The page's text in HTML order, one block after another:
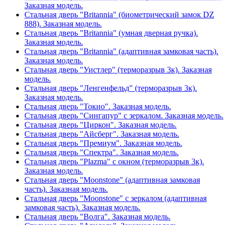
Заказная модель.
Стальная дверь "Britannia" (биометрический замок DZ
888). Заказная модель.
Стальная дверь "Britannia" (умная дверная ручка).
Заказная модель.
Стальная дверь "Britannia" (адаптивная замковая часть).
Заказная модель.
Стальная дверь "Уистлер" (терморазрыв 3к). Заказная
модель.
Стальная дверь "Ленгенфельд" (терморазрыв 3к).
Заказная модель.
Стальная дверь "Токио". Заказная модель.
Стальная дверь "Сингапур" с зеркалом. Заказная модель.
Стальная дверь "Циркон". Заказная модель.
Стальная дверь "Айсберг". Заказная модель.
Стальная дверь "Премиум". Заказная модель.
Стальная дверь "Спектра". Заказная модель.
Стальная дверь "Plazma" с окном (терморазрыв 3к).
Заказная модель.
Стальная дверь "Moonstone" (адаптивная замковая
часть). Заказная модель.
Стальная дверь "Moonstone" с зеркалом (адаптивная
замковая часть). Заказная модель.
Стальная дверь "Волга". Заказная модель.